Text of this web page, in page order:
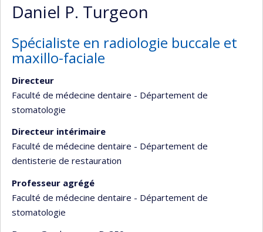
Daniel P. Turgeon
Spécialiste en radiologie buccale et
maxillo-faciale
Directeur
Faculté de médecine dentaire - Département de
stomatologie
Directeur intérimaire
Faculté de médecine dentaire - Département de
dentisterie de restauration
Professeur agrégé
Faculté de médecine dentaire - Département de
stomatologie